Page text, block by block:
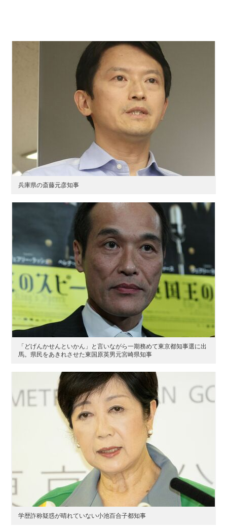
兵庫県の斎藤元彦知事
「どげんかせんといかん」と言いながら一期務めて東京都知事選に出
馬。県民をあきれさせた東国原英男元宮崎県知事
学歴詐称疑惑が晴れていない小池百合子都知事